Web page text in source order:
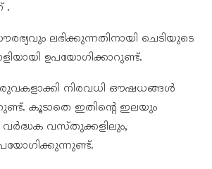
.
ലഭിക്കുന്നതിനായി ചെടിയുടെ
ഉപയോഗിക്കാറുണ്ട്.
നിരവധി ഔഷധങ്ങൾ
കൂടാതെ ഇതിന്റെ ഇലയും
വർദ്ധക വസ്തുക്കളിലും,